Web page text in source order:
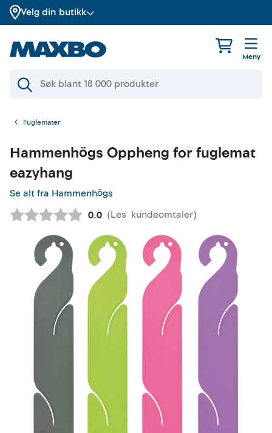
Velg din butikk
Meny
Fuglemater
Hammenhögs Oppheng for fuglemat
eazyhang
Se alt fra Hammenhögs
Gjennomsnittskarakter:
0.0 (Les kundeomtaler)